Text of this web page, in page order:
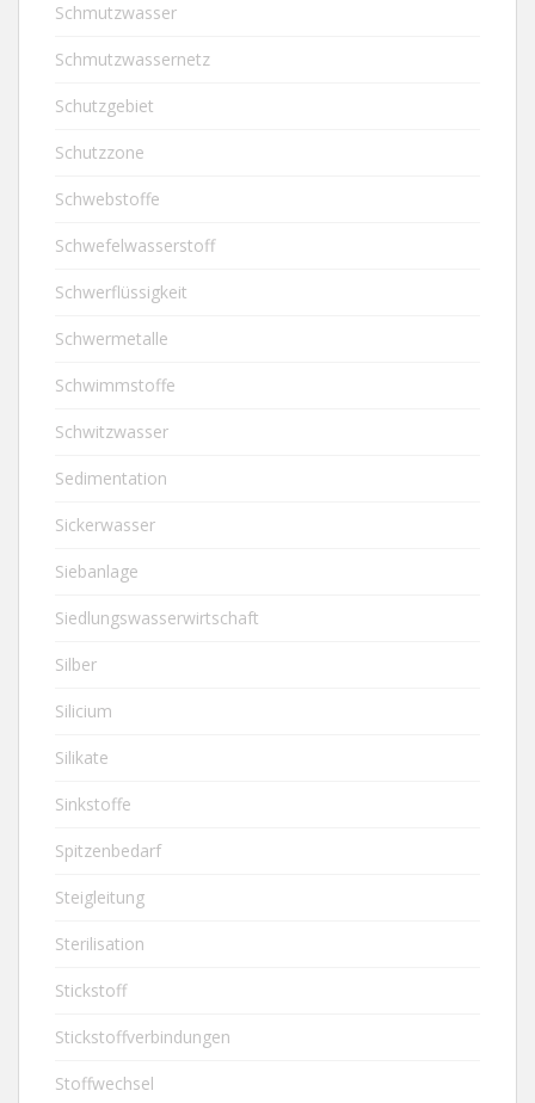
Schmutzwasser
Schmutzwassernetz
Schutzgebiet
Schutzzone
Schwebstoffe
Schwefelwasserstoff
Schwerflüssigkeit
Schwermetalle
Schwimmstoffe
Schwitzwasser
Sedimentation
Sickerwasser
Siebanlage
Siedlungswasserwirtschaft
Silber
Silicium
Silikate
Sinkstoffe
Spitzenbedarf
Steigleitung
Sterilisation
Stickstoff
Stickstoffverbindungen
Stoffwechsel